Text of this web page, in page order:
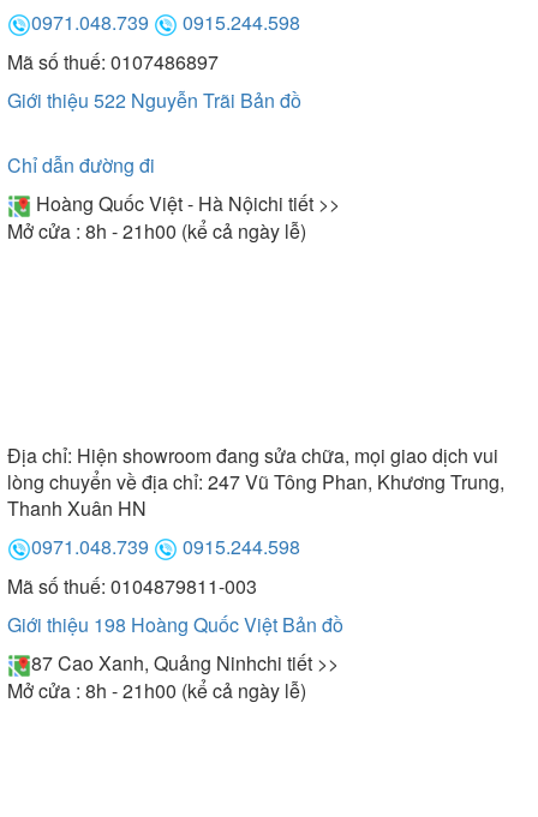
0971.048.739
0915.244.598
Mã số thuế: 0107486897
Giới thiệu 522 Nguyễn Trãi Bản đồ
Chỉ dẫn đường đi
Hoàng Quốc Việt - Hà Nộichi tiết >>
Mở cửa : 8h - 21h00 (kể cả ngày lễ)
Địa chỉ: Hiện showroom đang sửa chữa, mọi giao dịch vui
lòng chuyển về địa chỉ: 247 Vũ Tông Phan, Khương Trung,
Thanh Xuân HN
0971.048.739
0915.244.598
Mã số thuế: 0104879811-003
Giới thiệu 198 Hoàng Quốc Việt Bản đồ
87 Cao Xanh, Quảng Ninhchi tiết >>
Mở cửa : 8h - 21h00 (kể cả ngày lễ)